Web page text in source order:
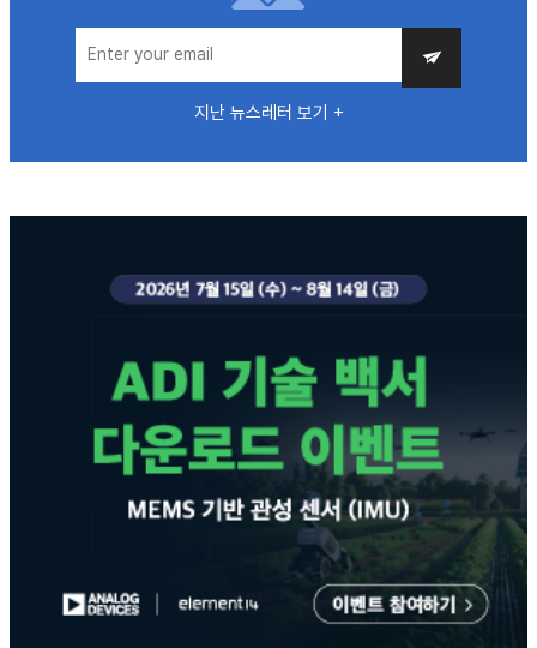
지난 뉴스레터 보기 +